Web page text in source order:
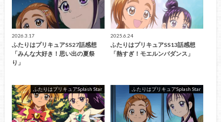
2026.3.17
ふたりはプリキュアSS27話感想
「みんな大好き！思い出の夏祭
り」
2025.6.24
ふたりはプリキュアSS13話感想
「熱すぎ！モエルンバダンス」
ふたりはプリキュアSplash Star ふたりはプリキュアSplash Star